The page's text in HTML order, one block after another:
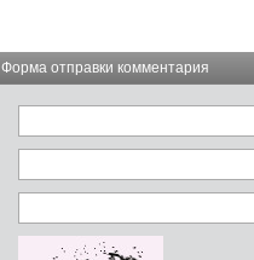
Форма отправки комментария